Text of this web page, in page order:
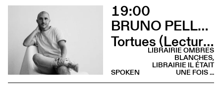
19:00
BRUNO PELLEGRINO
Tortues (Lecture - Librairie Il était une fois …)
LIBRAIRIE OMBRES
BLANCHES,
LIBRAIRIE IL ÉTAIT
UNE FOIS ...
SPOKEN